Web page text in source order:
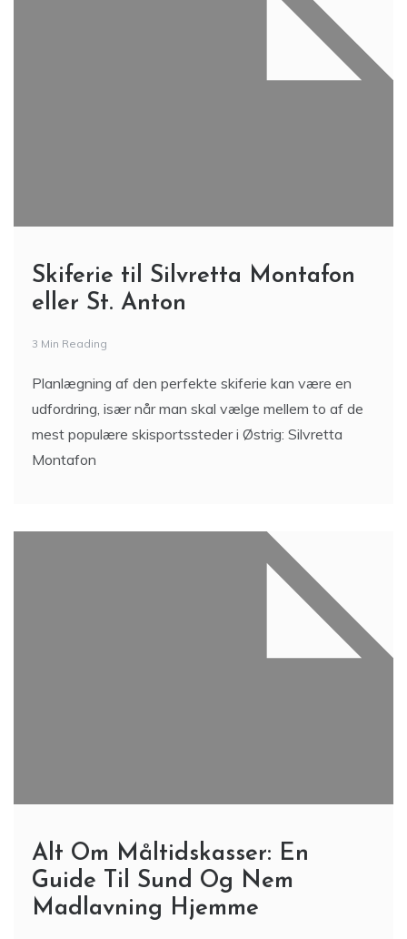
Skiferie til Silvretta Montafon
eller St. Anton
3 Min Reading
Planlægning af den perfekte skiferie kan være en
udfordring, især når man skal vælge mellem to af de
mest populære skisportssteder i Østrig: Silvretta
Montafon
Alt Om Måltidskasser: En
Guide Til Sund Og Nem
Madlavning Hjemme